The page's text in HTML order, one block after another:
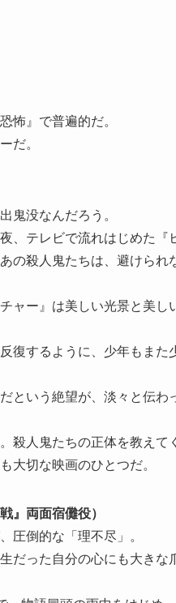
怖』で普遍的だ。
だ。
鬼没なんだろう。
、テレビで流れはじめた『
の殺人鬼たちは、避けられ
ャー』は美しい光景と美し
復するように、少年もまた
という絶望が、淡々と伝わ
殺人鬼たちの正体を教えて
切な映画のひとつだ。
』両面宿儺役）
圧倒的な「理不尽」。
だった自分の心にも大きな